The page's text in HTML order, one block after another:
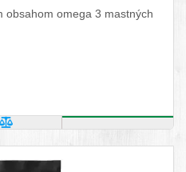
obsahom omega 3 mastných
POROVNAŤ PRODUKTZISTITE